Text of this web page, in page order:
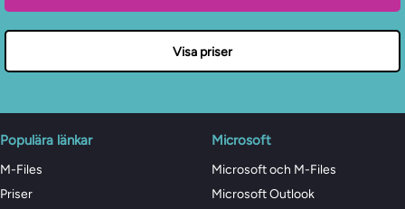
Visa priser
Populära länkar
M-Files
Priser
Microsoft
Microsoft och M-Files
Microsoft Outlook